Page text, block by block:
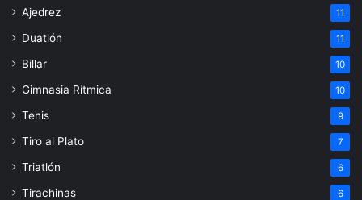
Ajedrez 11
Duatlón 11
Billar 10
Gimnasia Rítmica 10
Tenis 9
Tiro al Plato 7
Triatlón 6
Tirachinas 6